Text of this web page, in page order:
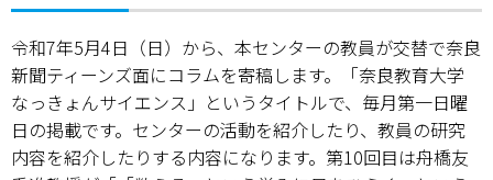
サイエンス・スクールin五條
ならサイエンス・モール
ご寄附のお願い
奈良新聞コラム
令和7年5月4日（日）から、本センターの教員が交替で奈良
新聞ティーンズ面にコラムを寄稿します。「奈良教育大学
なっきょんサイエンス」というタイトルで、毎月第一日曜
日の掲載です。センターの活動を紹介したり、教員の研究
内容を紹介したりする内容になります。第10回目は舟橋友